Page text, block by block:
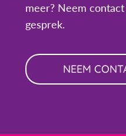
meer? Neem
gesprek.
NEEM